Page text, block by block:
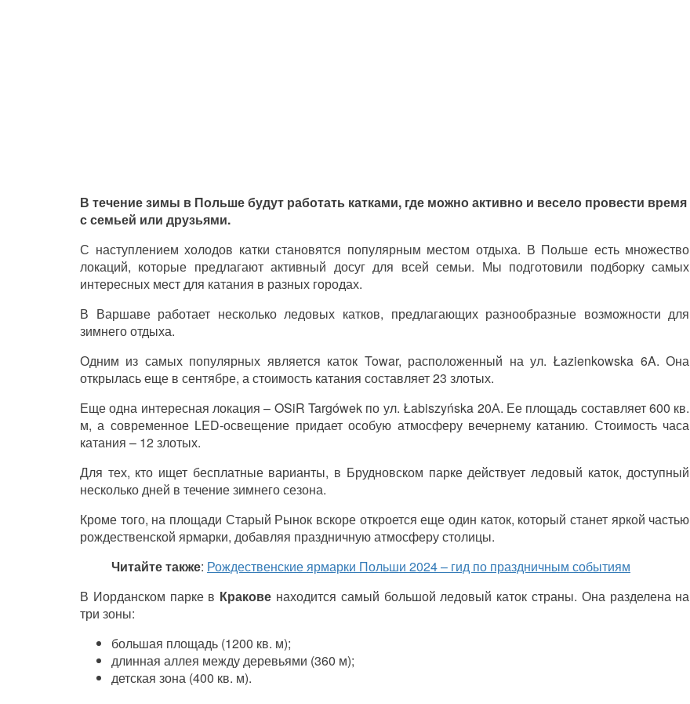
В течение зимы в Польше будут работать катками, где можно активно и весело провести время
с семьей или друзьями.
С наступлением холодов катки становятся популярным местом отдыха. В Польше есть множество
локаций, которые предлагают активный досуг для всей семьи. Мы подготовили подборку самых
интересных мест для катания в разных городах.
В Варшаве работает несколько ледовых катков, предлагающих разнообразные возможности для
зимнего отдыха.
Одним из самых популярных является каток Towar, расположенный на ул. Łazienkowska 6A. Она
открылась еще в сентябре, а стоимость катания составляет 23 злотых.
Еще одна интересная локация – OSiR Targówek по ул. Łabiszyńska 20А. Ее площадь составляет 600 кв.
м, а современное LED-освещение придает особую атмосферу вечернему катанию. Стоимость часа
катания – 12 злотых.
Для тех, кто ищет бесплатные варианты, в Брудновском парке действует ледовый каток, доступный
несколько дней в течение зимнего сезона.
Кроме того, на площади Старый Рынок вскоре откроется еще один каток, который станет яркой частью
рождественской ярмарки, добавляя праздничную атмосферу столицы.
Читайте также: Рождественские ярмарки Польши 2024 – гид по праздничным событиям
В Иорданском парке в Кракове находится самый большой ледовый каток страны. Она разделена на
три зоны:
большая площадь (1200 кв. м);
длинная аллея между деревьями (360 м);
детская зона (400 кв. м).